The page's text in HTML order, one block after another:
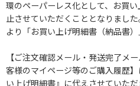
環のペーパーレス化として、お買
止させていただくこととなりまし
より「お買い上げ明細書（納品書）
【ご注文確認メール・発送完了メ
客様のマイページ等のご購入履歴
い上げ明細書』に代えさせていた